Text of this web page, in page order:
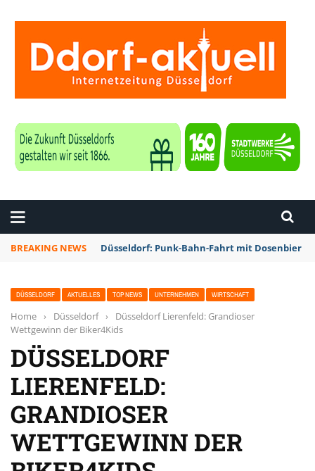
BREAKING NEWS Düsseldorf: Punk-Bahn-Fahrt mit Dosenbier
DÜSSELDORF AKTUELLES TOP NEWS UNTERNEHMEN WIRTSCHAFT
Home › Düsseldorf ›
Düsseldorf Lierenfeld: Grandioser
Wettgewinn der Biker4Kids
DÜSSELDORF
LIERENFELD:
GRANDIOSER
WETTGEWINN DER